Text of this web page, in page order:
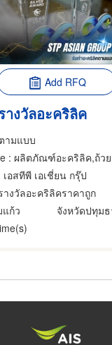
Add RFQ
างวัลอะคริลิค
ามแบบ
: ผลิตภัณฑ์อะคริลิค,ถ้วยและโล่รางวัล,
เอสทีพี เอเชี่ยน กรุ๊ป
างวัลอะคริลิคราคาถูก
ก้ว
จังหวัดปทุม